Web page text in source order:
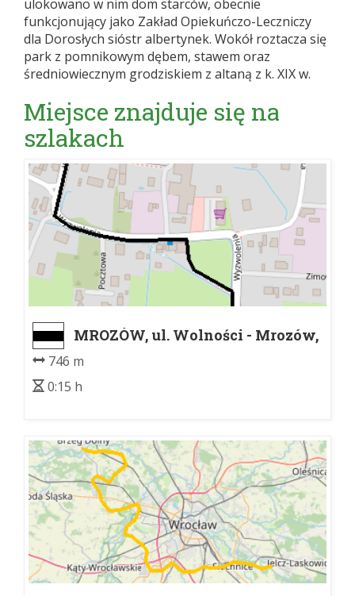
ulokowano w nim dom starców, obecnie
funkcjonujący jako Zakład Opiekuńczo-Leczniczy
dla Dorosłych sióstr albertynek. Wokół roztacza się
park z pomnikowym dębem, stawem oraz
średniowiecznym grodziskiem z altaną z k. XIX w.
Miejsce znajduje się na
szlakach
MROZÓW, ul. Wolności - Mrozów,
746 m
0:15 h